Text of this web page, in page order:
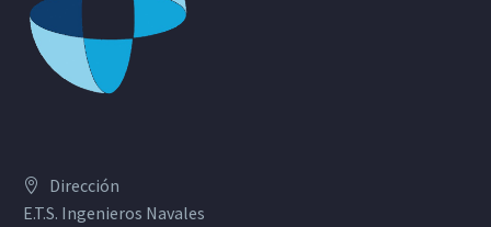
Dirección
E.T.S. Ingenieros Navales